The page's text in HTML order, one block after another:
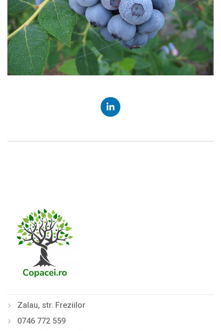
Zalau, str. Freziilor
0746 772 559